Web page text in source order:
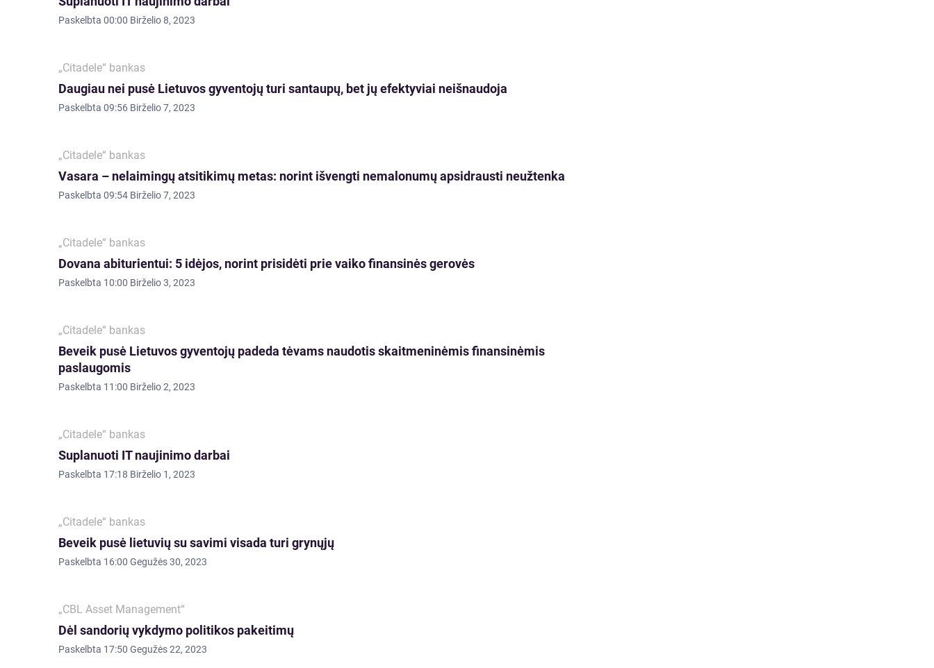
Paskelbta 00:00 Birželio 8, 2023
„Citadele“ bankas
Daugiau nei pusė Lietuvos gyventojų turi santaupų, bet jų efektyviai neišnaudoja
Paskelbta 09:56 Birželio 7, 2023
„Citadele“ bankas
Vasara – nelaimingų atsitikimų metas: norint išvengti nemalonumų apsidrausti neužtenka
Paskelbta 09:54 Birželio 7, 2023
„Citadele“ bankas
Dovana abiturientui: 5 idėjos, norint prisidėti prie vaiko finansinės gerovės
Paskelbta 10:00 Birželio 3, 2023
„Citadele“ bankas
Beveik pusė Lietuvos gyventojų padeda tėvams naudotis skaitmeninėmis finansinėmis
paslaugomis
Paskelbta 11:00 Birželio 2, 2023
„Citadele“ bankas
Suplanuoti IT naujinimo darbai
Paskelbta 17:18 Birželio 1, 2023
„Citadele“ bankas
Beveik pusė lietuvių su savimi visada turi grynųjų
Paskelbta 16:00 Gegužės 30, 2023
„CBL Asset Management“
Dėl sandorių vykdymo politikos pakeitimų
Paskelbta 17:50 Gegužės 22, 2023